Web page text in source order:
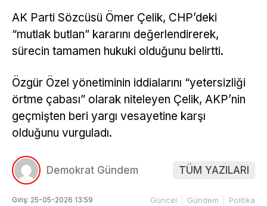
AK Parti Sözcüsü Ömer Çelik, CHP’deki
“mutlak butlan” kararını değerlendirerek,
sürecin tamamen hukuki olduğunu belirtti.
Özgür Özel yönetiminin iddialarını “yetersizliği
örtme çabası” olarak niteleyen Çelik, AKP’nin
geçmişten beri yargı vesayetine karşı
olduğunu vurguladı.
Demokrat Gündem TÜM YAZILARI
Giriş: 25-05-2026 13:59
Güncel Gündem Politika